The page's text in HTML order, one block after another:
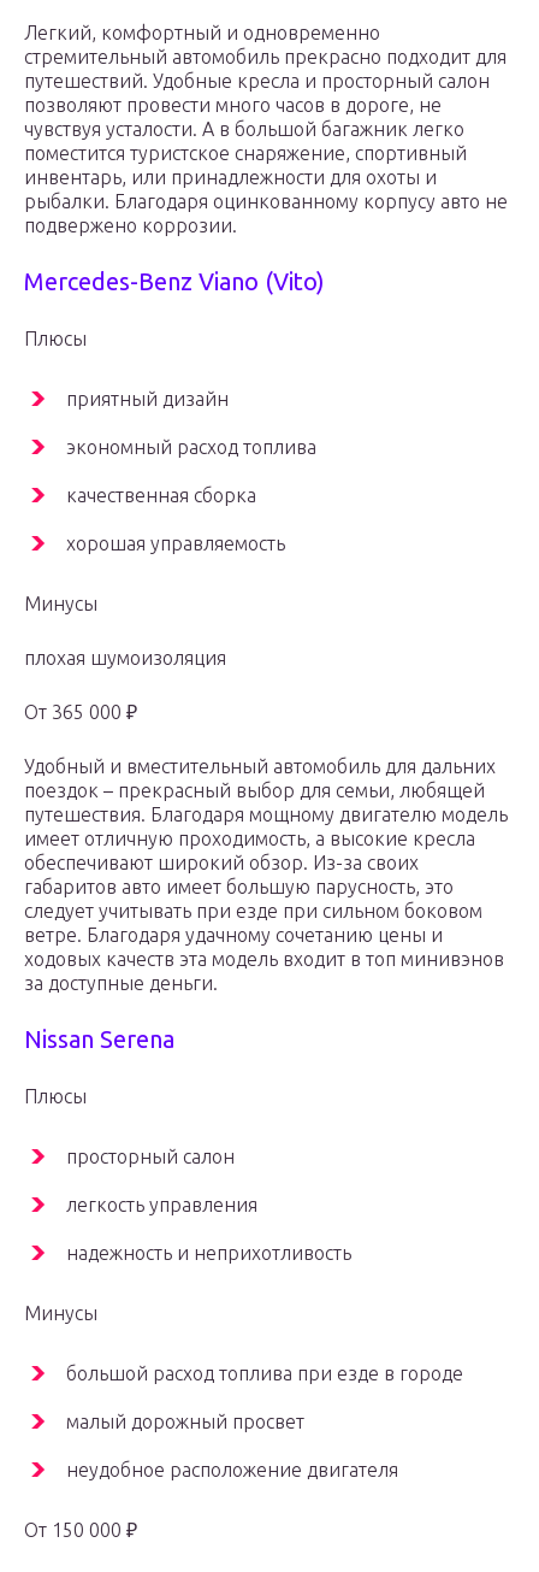
Легкий, комфортный и одновременно
стремительный автомобиль прекрасно подходит для
путешествий. Удобные кресла и просторный салон
позволяют провести много часов в дороге, не
чувствуя усталости. А в большой багажник легко
поместится туристское снаряжение, спортивный
инвентарь, или принадлежности для охоты и
рыбалки. Благодаря оцинкованному корпусу авто не
подвержено коррозии.
Mercedes-Benz Viano (Vito)
Плюсы
приятный дизайн
экономный расход топлива
качественная сборка
хорошая управляемость
Минусы
плохая шумоизоляция
От 365 000 ₽
Удобный и вместительный автомобиль для дальних
поездок – прекрасный выбор для семьи, любящей
путешествия. Благодаря мощному двигателю модель
имеет отличную проходимость, а высокие кресла
обеспечивают широкий обзор. Из-за своих
габаритов авто имеет большую парусность, это
следует учитывать при езде при сильном боковом
ветре. Благодаря удачному сочетанию цены и
ходовых качеств эта модель входит в топ минивэнов
за доступные деньги.
Nissan Serena
Плюсы
просторный салон
легкость управления
надежность и неприхотливость
Минусы
большой расход топлива при езде в городе
малый дорожный просвет
неудобное расположение двигателя
От 150 000 ₽